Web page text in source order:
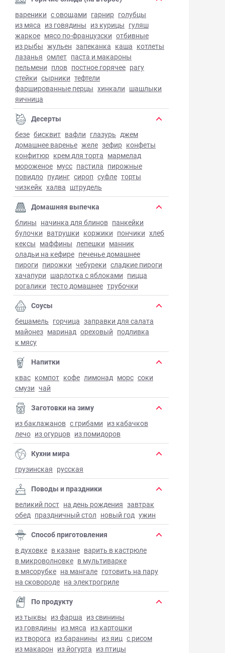
вареники с овощами гарнир голубцы
из мяса из говядины из курицы гуляш
жаркое мясо по-французски отбивные
из рыбы жульен запеканка каша котлеты
лазанья омлет паста и макароны
пельмени плов постное горячее рагу
стейки сырники тефтели
фаршированные перцы хинкали шашлыки
яичница
Десерты
безе бисквит вафли глазурь джем
домашнее варенье желе зефир конфеты
конфитюр крем для торта мармелад
мороженое мусс пастила пирожные
повидло пудинг сироп суфле торты
чизкейк халва штрудель
Домашняя выпечка
блины начинка для блинов панкейки
булочки ватрушки коржики пончики хлеб
кексы маффины лепешки манник
оладьи на кефире печенье домашнее
пироги пирожки чебуреки сладкие пироги
хачапури шарлотка с яблоками пицца
рогалики тесто домашнее трубочки
Соусы
бешамель горчица заправки для салата
майонез маринад ореховый подливка
к мясу
Напитки
квас компот кофе лимонад морс соки
смузи чай
Заготовки на зиму
из баклажанов с грибами из кабачков
лечо из огурцов из помидоров
Кухни мира
грузинская русская
Поводы и праздники
великий пост на день рождения завтрак
обед праздничный стол новый год ужин
Способ приготовления
в духовке в казане варить в кастрюле
в микроволновке в мультиварке
в мясорубке на мангале готовить на пару
на сковороде на электрогриле
По продукту
из тыквы из фарша из свинины
из говядины из мяса из картошки
из творога из баранины из яиц с рисом
из макарон из йогурта из птицы